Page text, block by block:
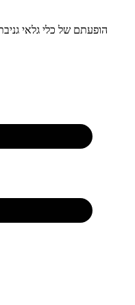
הופעתם של כלי גלאי